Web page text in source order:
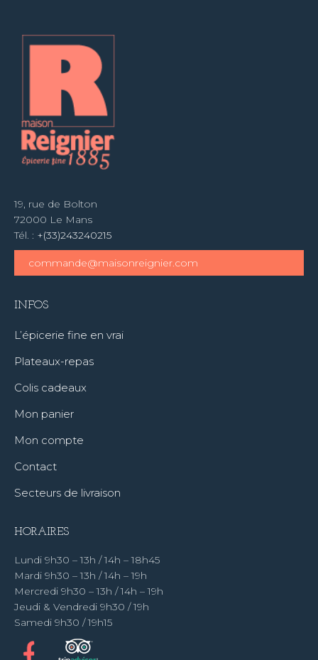
19, rue de Bolton
72000 Le Mans
Tél. : +(33)243240215
commande@maisonreignier.com
INFOS
L’épicerie fine en vrai
Plateaux-repas
Colis cadeaux
Mon panier
Mon compte
Contact
Secteurs de livraison
HORAIRES
Lundi 9h30 – 13h / 14h – 18h45
Mardi 9h30 – 13h / 14h – 19h
Mercredi 9h30 – 13h / 14h – 19h
Jeudi & Vendredi 9h30 / 19h
Samedi 9h30 / 19h15